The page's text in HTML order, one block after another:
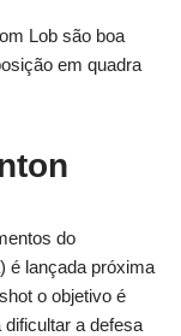
Lob são boa
em quadra
do
é lançada próxima
o objetivo é
a defesa